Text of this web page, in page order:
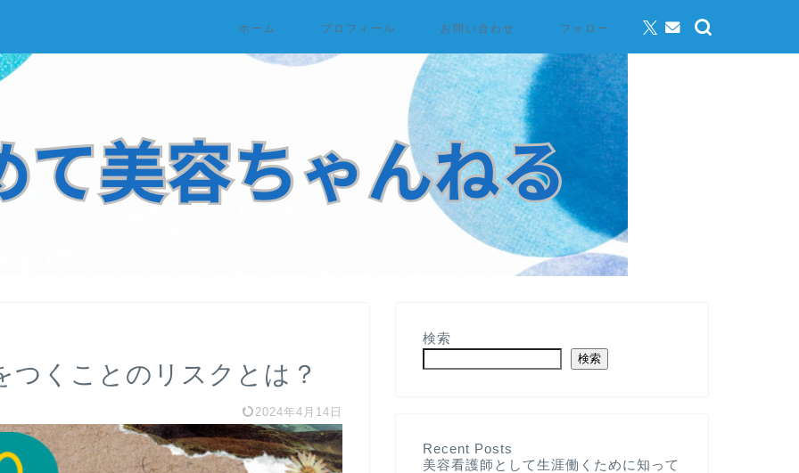
ホーム プロフィール お問い合わせ フォロー
つくことのリスクとは？
2024年4月14日
検索
検索
Recent Posts
美容看護師として生涯働くために知って